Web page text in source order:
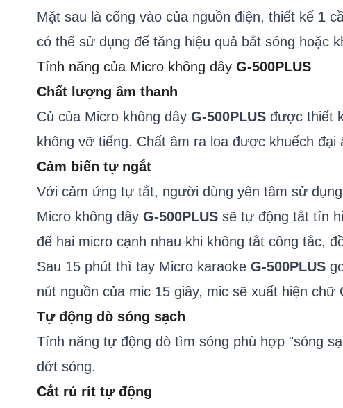
Mặt sau là cổng vào của nguồn điện, thiết kế 1
có thể sử dụng để tăng hiệu quả bắt sóng hoặc
Tính năng của Micro không dây G-500PLUS
Chất lượng âm thanh
Củ của Micro không dây G-500PLUS được thiết
không vỡ tiếng. Chất âm ra loa được khuếch
Cảm biến tự ngắt
Với cảm ứng tự tắt, người dùng yên tâm sử
Micro không dây G-500PLUS sẽ tự động tắt tín
để hai micro cạnh nhau khi không tắt công tắc,
Sau 15 phút thì tay Micro karaoke G-500PLUS
nút nguồn của mic 15 giây, mic sẽ xuất hiện chữ
Tự động dò sóng sạch
Tính năng tự động dò tìm sóng phù hợp "sóng
dớt sóng.
Cắt rú rít tự động